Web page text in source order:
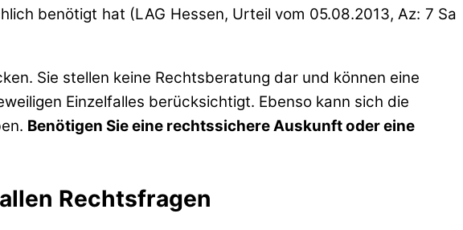
benötigt hat (LAG Hessen, Urteil vom 05.08.2013, Az: 7 Sa
Sie stellen keine Rechtsberatung dar und können eine
Einzelfalles berücksichtigt. Ebenso kann sich die
Benötigen Sie eine rechtssichere Auskunft oder eine
Rechtsfragen